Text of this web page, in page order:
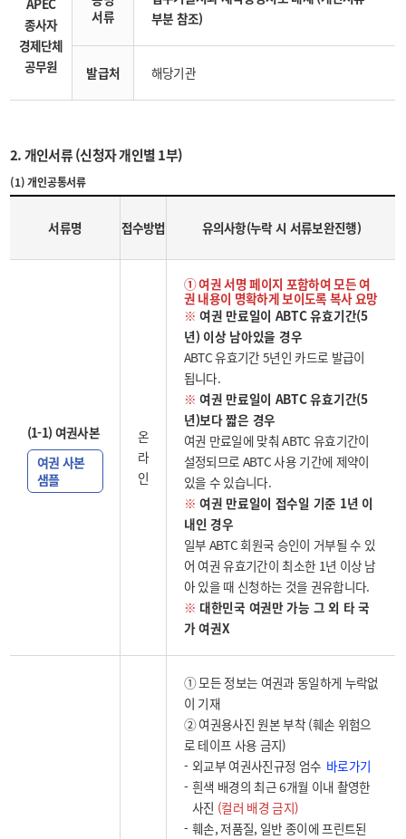
종사자
경제단체
공무원
서류
부분 참조)
발급처 해당기관
2. 개인서류 (신청자 개인별 1부)
(1) 개인공통서류
서류명 접수방법 유의사항(누락 시 서류보완진행)
(1-1) 여권사본
여권 사본
샘플
온
라
인
① 여권 서명 페이지 포함하여 모든 여
권 내용이 명확하게 보이도록 복사 요망
※ 여권 만료일이 ABTC 유효기간(5
년) 이상 남아있을 경우
ABTC 유효기간 5년인 카드로 발급이
됩니다.
※ 여권 만료일이 ABTC 유효기간(5
년)보다 짧은 경우
여권 만료일에 맞춰 ABTC 유효기간이
설정되므로 ABTC 사용 기간에 제약이
있을 수 있습니다.
※ 여권 만료일이 접수일 기준 1년 이
내인 경우
일부 ABTC 회원국 승인이 거부될 수 있
어 여권 유효기간이 최소한 1년 이상 남
아 있을 때 신청하는 것을 권유합니다.
※ 대한민국 여권만 가능 그 외 타 국
가 여권X
① 모든 정보는 여권과 동일하게 누락없
이 기재
② 여권용사진 원본 부착 (훼손 위험으
로 테이프 사용 금지)
외교부 여권사진규정 엄수 바로가기
흰색 배경의 최근 6개월 이내 촬영한
사진 (컬러 배경 금지)
훼손, 저품질, 일반 종이에 프린트된